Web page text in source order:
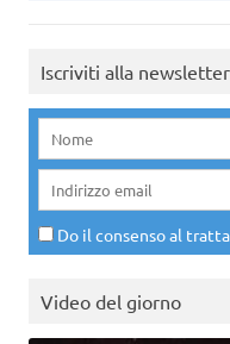
Iscriviti alla newsletter
Do il consenso al
Video del giorno